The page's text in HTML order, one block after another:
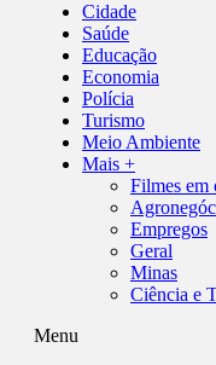
Cidade
Saúde
Educação
Economia
Polícia
Turismo
Meio Ambiente
Mais +
Filmes em
Empregos
Geral
Minas
Ciência e
Menu